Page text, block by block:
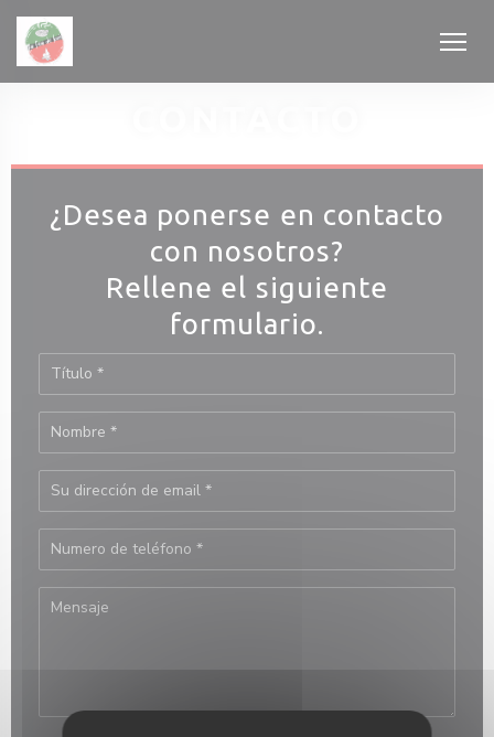
Personalización de sus opciones de cookies
¿Desea ponerse en contacto
con nosotros?
Rellene el siguiente
formulario.